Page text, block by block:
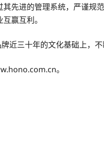
先进的管理系统，严谨规
赢互利。
近三十年的文化基础上，
。